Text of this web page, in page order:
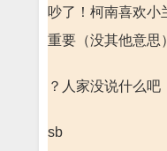
吵了！柯南喜欢小
重要（没其他意思
？人家没说什么吧
sb